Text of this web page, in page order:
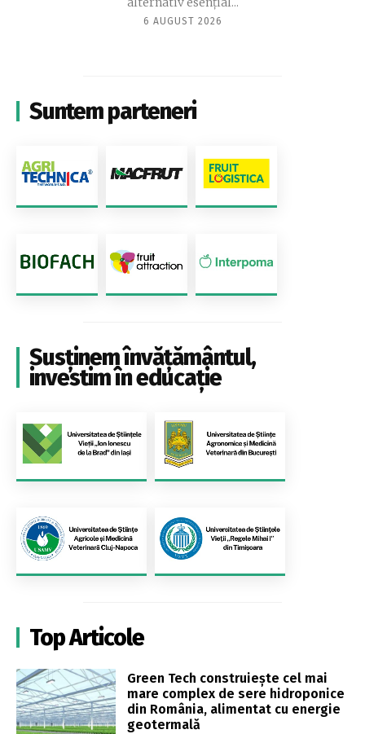
6 AUGUST 2026
Suntem parteneri
Susținem învățământul,
investim în educație
Top Articole
Green Tech construiește cel mai
mare complex de sere hidroponice
din România, alimentat cu energie
geotermală